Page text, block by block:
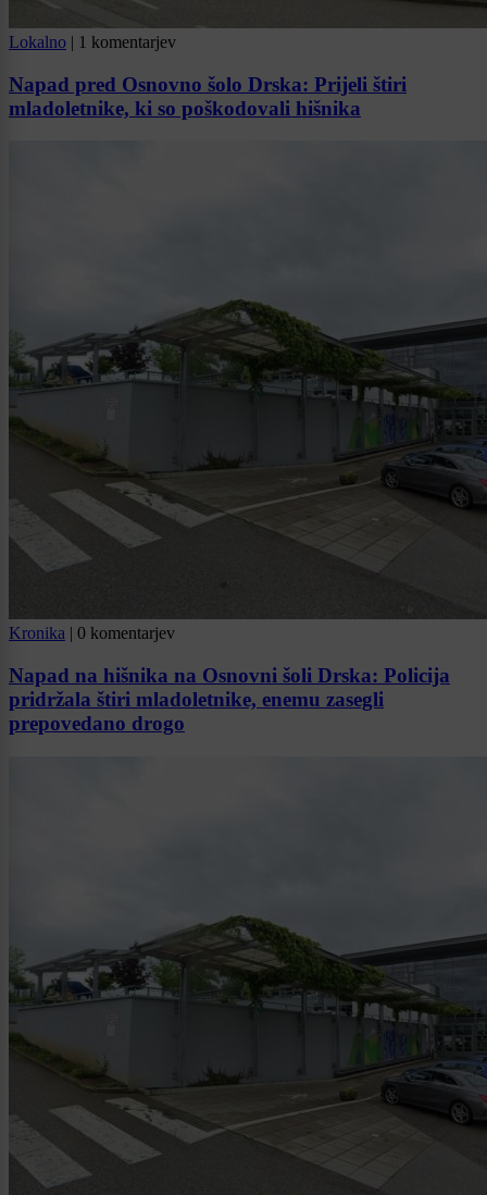
Lokalno | 1 komentarjev
Napad pred Osnovno šolo Drska: Prijeli štiri
mladoletnike, ki so poškodovali hišnika
Kronika | 0 komentarjev
Napad na hišnika na Osnovni šoli Drska: Policija
pridržala štiri mladoletnike, enemu zasegli
prepovedano drogo